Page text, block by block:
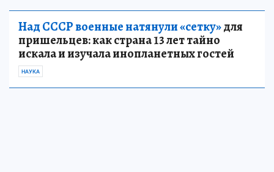
Над СССР военные натянули «сетку»для
пришельцев: как страна 13 лет тайно
искала и изучала инопланетных гостей
НАУКА